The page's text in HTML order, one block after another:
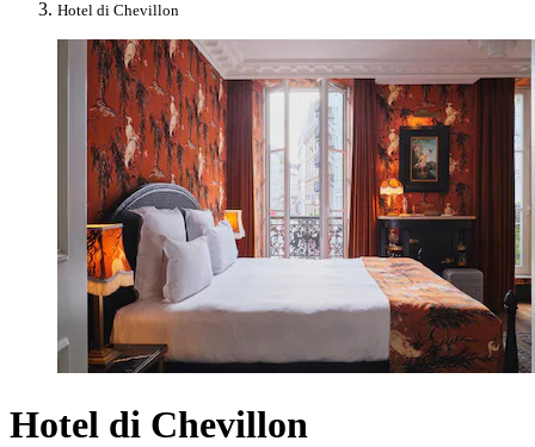
Hotel di Chevillon
Hotel di Chevillon